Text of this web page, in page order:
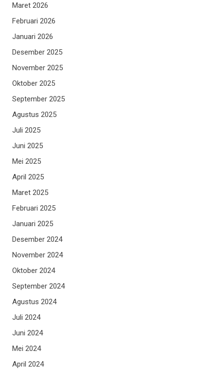
Maret 2026
Februari 2026
Januari 2026
Desember 2025
November 2025
Oktober 2025
September 2025
Agustus 2025
Juli 2025
Juni 2025
Mei 2025
April 2025
Maret 2025
Februari 2025
Januari 2025
Desember 2024
November 2024
Oktober 2024
September 2024
Agustus 2024
Juli 2024
Juni 2024
Mei 2024
April 2024